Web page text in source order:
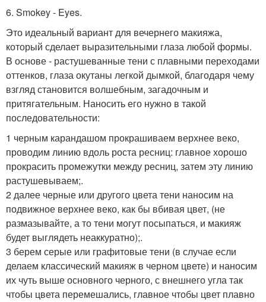
6. Smokey - Eyes.
Это идеальный вариант для вечернего макияжа,
который сделает выразительными глаза любой формы.
В основе - растушеванные тени с плавными переходами
оттенков, глаза окутаны легкой дымкой, благодаря чему
взгляд становится волшебным, загадочным и
притягательным. Наносить его нужно в такой
последовательности:
1 черным карандашом прокрашиваем верхнее веко,
проводим линию вдоль роста ресниц: главное хорошо
прокрасить промежутки между ресниц, затем эту линию
растушевываем;.
2 далее черные или другого цвета тени наносим на
подвижное верхнее веко, как бы вбивая цвет, (не
размазывайте, а то тени могут посыпаться, и макияж
будет выглядеть неаккуратно);.
3 берем серые или графитовые тени (в случае если
делаем классический макияж в черном цвете) и наносим
их чуть выше основного черного, с внешнего угла так
чтобы цвета перемешались, главное чтобы цвет плавно